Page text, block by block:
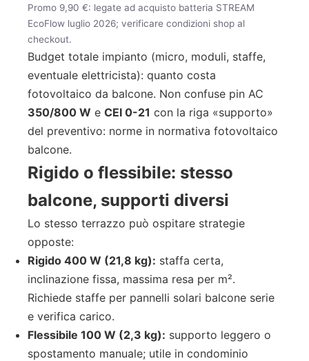
Promo 9,90 €: legate ad acquisto batteria STREAM
EcoFlow luglio 2026; verificare condizioni shop al
checkout.
Budget totale impianto (micro, moduli, staffe,
eventuale elettricista): quanto costa
fotovoltaico da balcone. Non confuse pin AC
350/800 W e CEI 0-21 con la riga «supporto»
del preventivo: norme in normativa fotovoltaico
balcone.
Rigido o flessibile: stesso
balcone, supporti diversi
Lo stesso terrazzo può ospitare strategie
opposte:
Rigido 400 W (21,8 kg): staffa certa,
inclinazione fissa, massima resa per m².
Richiede staffe per pannelli solari balcone serie
e verifica carico.
Flessibile 100 W (2,3 kg): supporto leggero o
spostamento manuale; utile in condominio